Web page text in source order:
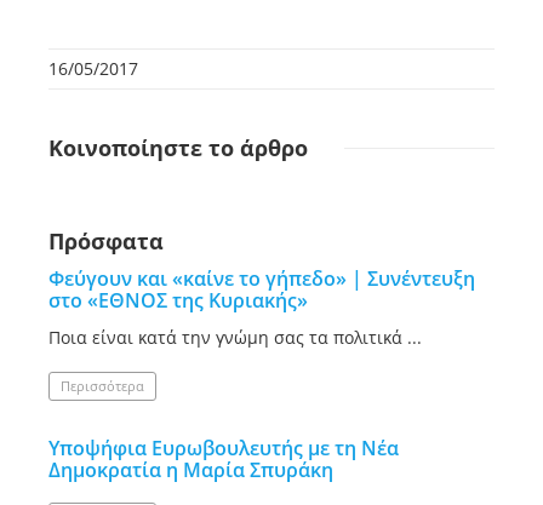
16/05/2017
Κοινοποίηστε το άρθρο
Πρόσφατα
Φεύγουν και «καίνε το γήπεδο» | Συνέντευξη
στο «ΕΘΝΟΣ της Κυριακής»
Ποια είναι κατά την γνώμη σας τα πολιτικά ...
Περισσότερα
Υποψήφια Ευρωβουλευτής με τη Νέα
Δημοκρατία η Μαρία Σπυράκη